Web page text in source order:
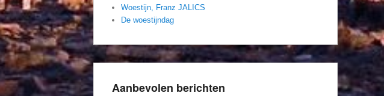
Woestijn, Franz JALICS
De woestijndag
Aanbevolen berichten